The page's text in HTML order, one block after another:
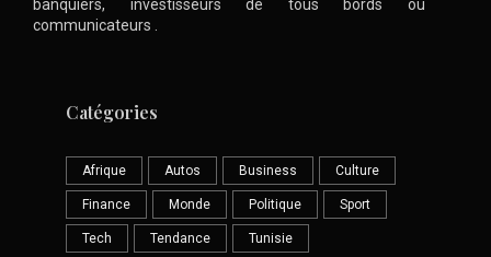
banquiers, investisseurs de tous bords ou
communicateurs .
Catégories
Afrique Autos Business Culture
Finance Monde Politique Sport
Tech Tendance Tunisie